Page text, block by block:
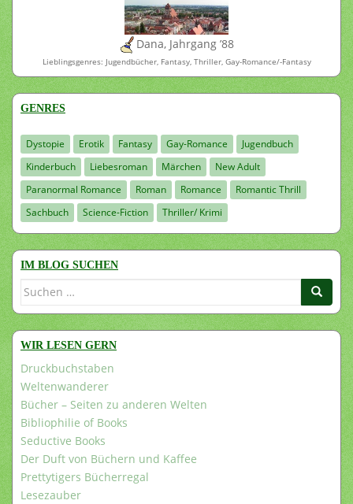
Dana, Jahrgang ’88
Lieblingsgenres: Jugendbücher, Fantasy, Thriller, Gay-Romance/-Fantasy
GENRES
Dystopie Erotik Fantasy Gay-Romance
Jugendbuch
Kinderbuch
Liebesroman Märchen
New Adult
Paranormal Romance
Roman Romance
Romantic Thrill
Sachbuch
Science-Fiction Thriller/ Krimi
IM BLOG SUCHEN
Suchen
WIR LESEN GERN
Druckbuchstaben
Weltenwanderer
Bücher – Seiten zu anderen Welten
Bibliophilie of Books
Seductive Books
Der Duft von Büchern und Kaffee
Prettytigers Bücherregal
Lesezauber